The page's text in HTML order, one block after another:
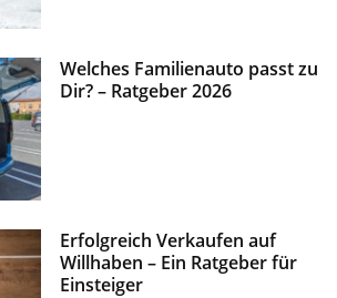
Welches Familienauto passt zu
Dir? – Ratgeber 2026
Erfolgreich Verkaufen auf
Willhaben – Ein Ratgeber für
Einsteiger